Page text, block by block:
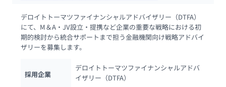
デロイトトーマツファイナンシャルアドバイザリー（DTFA）
にて、M＆A・JV設立・提携など企業の重要な戦略における初
期的検討から統合サポートまで担う金融機関向け戦略アドバイ
ザリーを募集します。
採用企業
デロイトトーマツファイナンシャルアドバ
イザリー（DTFA）